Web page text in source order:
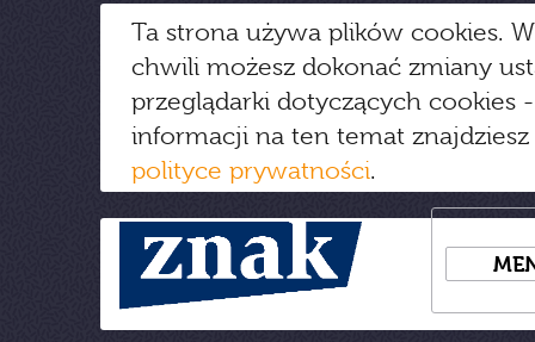
Ta strona używa plików cookies.
chwili możesz dokonać zmiany
przeglądarki dotyczących cookies
informacji na ten temat
polityce prywatności.